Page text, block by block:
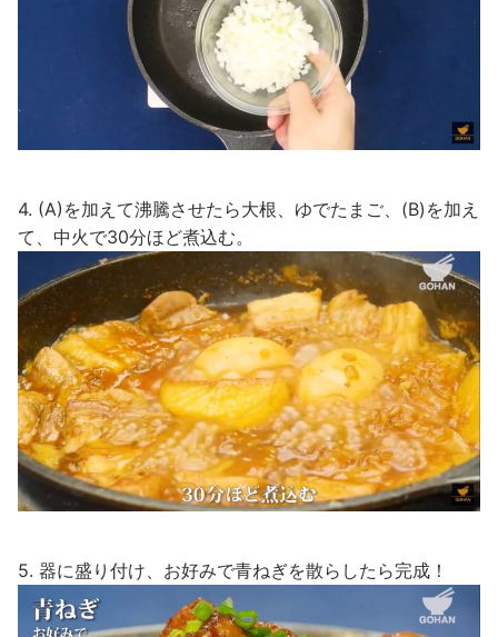
4. (A)を加えて沸騰させたら大根、ゆでたまご、(B)を加え
て、中火で30分ほど煮込む。
5. 器に盛り付け、お好みで青ねぎを散らしたら完成！